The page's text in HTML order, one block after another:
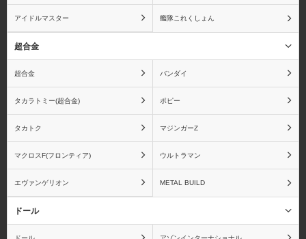
アイドルマスター 艦隊これくしょん
超合金
超合金 バンダイ
タカラトミー(超合金) ポピー
タカトク マジンガーZ
マクロスF(フロンティア) ウルトラマン
エヴァンゲリオン METAL BUILD
ドール